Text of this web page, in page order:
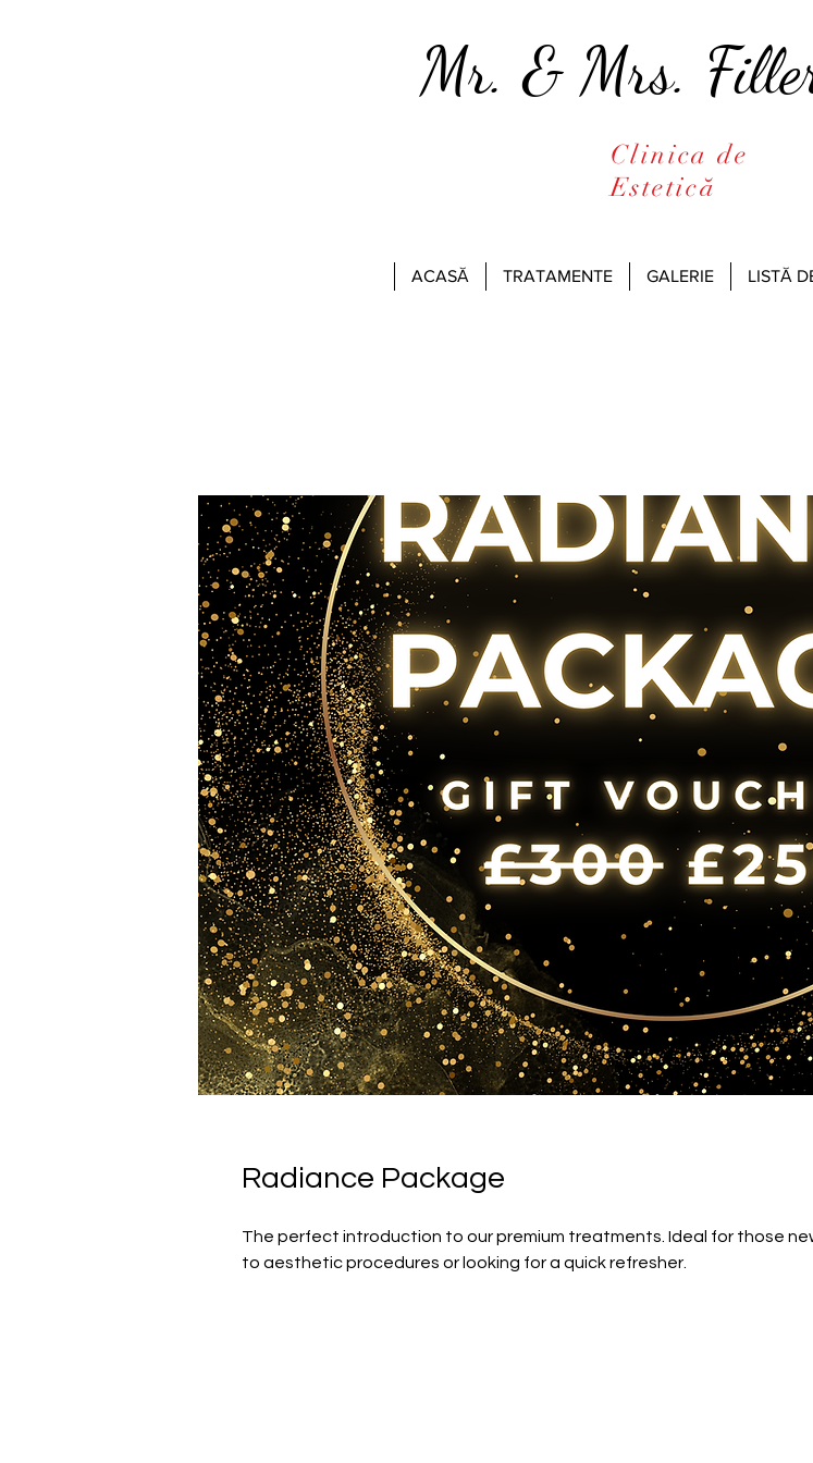
Mr. & Mrs.
Clinica de
Estetică
ACASĂ TRATAMENTE GALERIE LISTĂ
Radiance Package
The perfect introduction to our premium treatments. Ideal for those
to aesthetic procedures or looking for a quick refresher.